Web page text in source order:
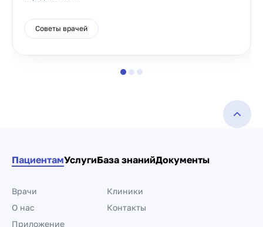
Советы врачей
ПациентамУслугиБаза знанийДокументы
Врачи
Клиники
О нас
Контакты
Приложение